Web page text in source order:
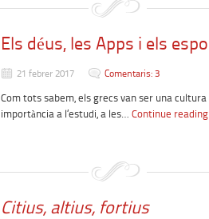
Els déus, les Apps i els
21 febrer 2017 Comentaris: 3
Com tots sabem, els grecs van ser una
importància a l’estudi, a les… Continue
Citius, altius, fortius